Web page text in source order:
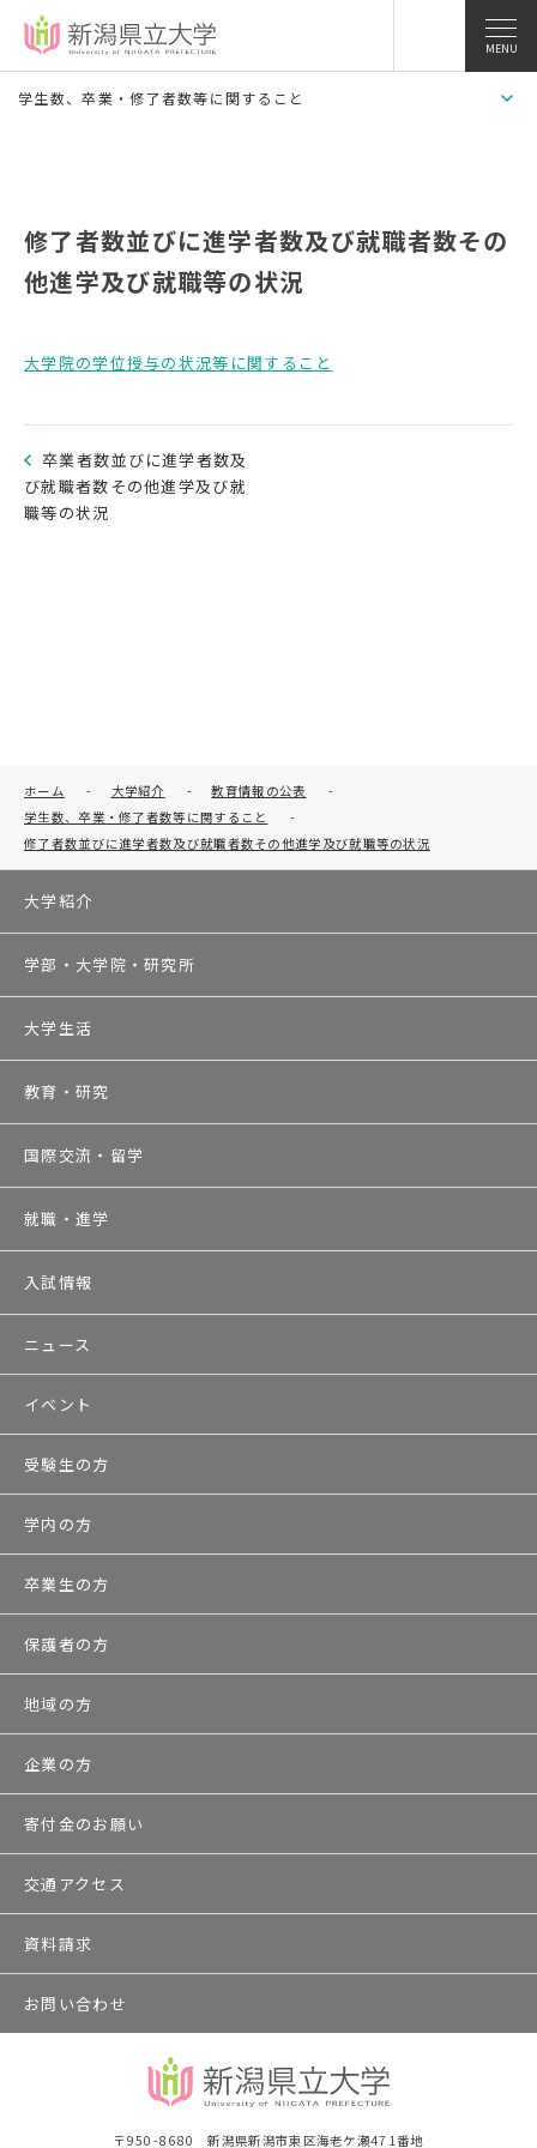
MENU
学生数、卒業・修了者数等に関すること
修了者数並びに進学者数及び就職者数その
他進学及び就職等の状況
大学院の学位授与の状況等に関すること
卒業者数並びに進学者数及
び就職者数その他進学及び就
職等の状況
ホーム - 大学紹介 - 教育情報の公表
-
学生数、卒業・修了者数等に関すること
-
修了者数並びに進学者数及び就職者数その他進学及び就職等の状況
大学紹介
学部・大学院・研究所
大学生活
教育・研究
国際交流・留学
就職・進学
入試情報
ニュース
イベント
受験生の方
学内の方
卒業生の方
保護者の方
地域の方
企業の方
寄付金のお願い
交通アクセス
資料請求
お問い合わせ
〒950-8680 新潟県新潟市東区海老ケ瀬471番地